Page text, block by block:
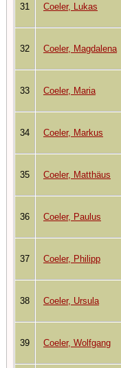
31 Coeler, Lukas
32 Coeler, Magdalena
33 Coeler, Maria
34 Coeler, Markus
35 Coeler, Matthäus
36 Coeler, Paulus
37 Coeler, Philipp
38 Coeler, Ursula
39 Coeler, Wolfgang